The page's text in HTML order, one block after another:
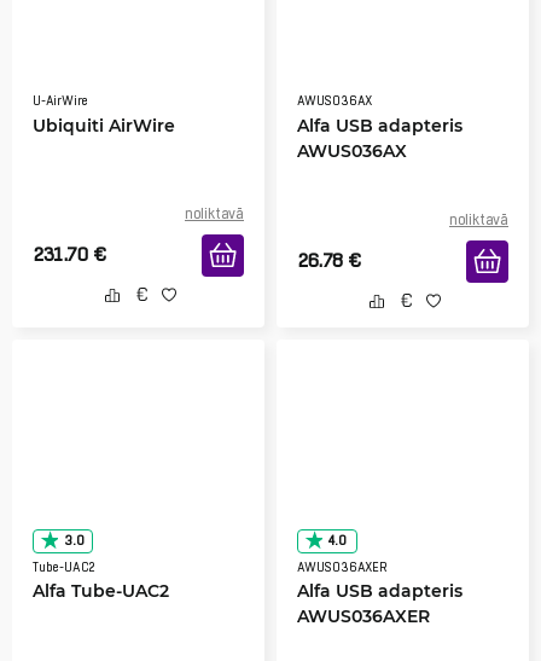
U-AirWire
Ubiquiti AirWire
noliktavā
231.70 €
AWUS036AX
Alfa USB adapteris
AWUS036AX
noliktavā
26.78 €
3.0
Tube-UAC2
Alfa Tube-UAC2
4.0
AWUS036AXER
Alfa USB adapteris
AWUS036AXER